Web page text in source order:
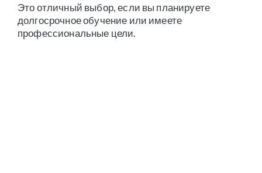
Это отличный выбор, если вы планируете
долгосрочное обучение или имеете
профессиональные цели.